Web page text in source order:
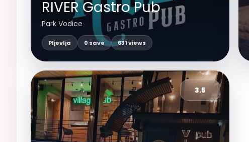
RIVER Gastro Pub
Park Vodice
Pljevlja 0 save 631 views
3.5